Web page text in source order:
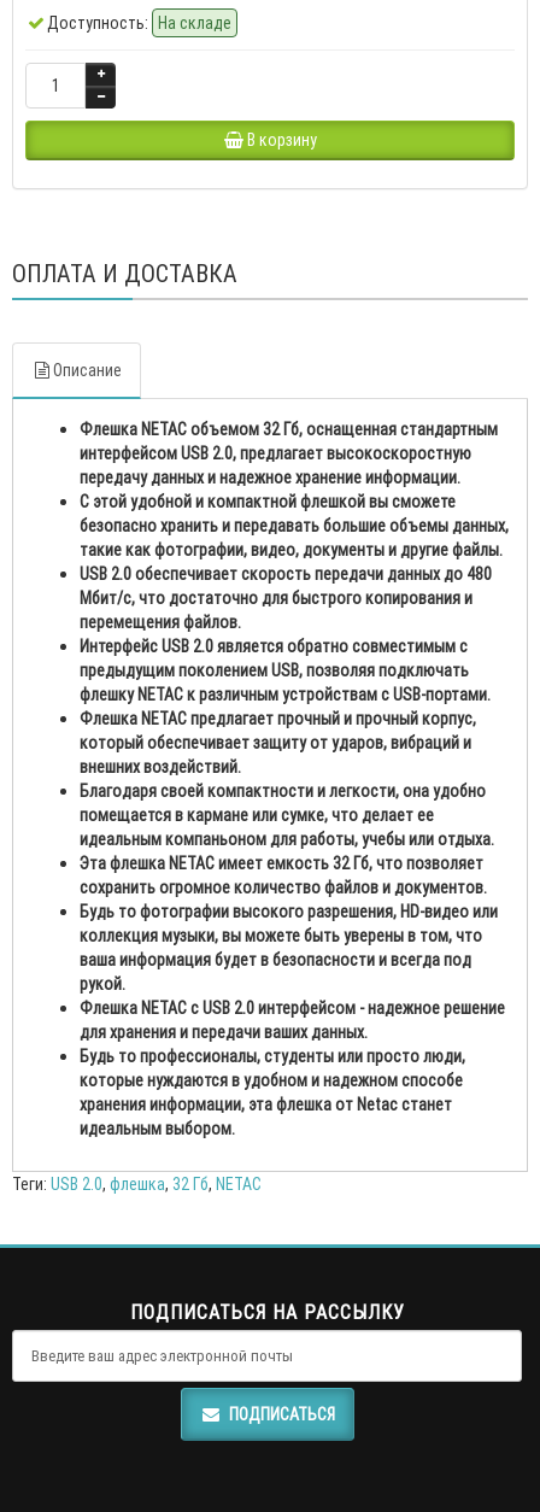
Доступность: На складе
В корзину
ОПЛАТА И ДОСТАВКА
Описание
Флешка NETAC объемом 32 Гб, оснащенная стандартным
интерфейсом USB 2.0, предлагает высокоскоростную
передачу данных и надежное хранение информации.
С этой удобной и компактной флешкой вы сможете
безопасно хранить и передавать большие объемы данных,
такие как фотографии, видео, документы и другие файлы.
USB 2.0 обеспечивает скорость передачи данных до 480
Мбит/с, что достаточно для быстрого копирования и
перемещения файлов.
Интерфейс USB 2.0 является обратно совместимым с
предыдущим поколением USB, позволяя подключать
флешку NETAC к различным устройствам с USB-портами.
Флешка NETAC предлагает прочный и прочный корпус,
который обеспечивает защиту от ударов, вибраций и
внешних воздействий.
Благодаря своей компактности и легкости, она удобно
помещается в кармане или сумке, что делает ее
идеальным компаньоном для работы, учебы или отдыха.
Эта флешка NETAC имеет емкость 32 Гб, что позволяет
сохранить огромное количество файлов и документов.
Будь то фотографии высокого разрешения, HD-видео или
коллекция музыки, вы можете быть уверены в том, что
ваша информация будет в безопасности и всегда под
рукой.
Флешка NETAC с USB 2.0 интерфейсом - надежное решение
для хранения и передачи ваших данных.
Будь то профессионалы, студенты или просто люди,
которые нуждаются в удобном и надежном способе
хранения информации, эта флешка от Netac станет
идеальным выбором.
Теги: USB 2.0, флешка, 32 Гб, NETAC
ПОДПИСАТЬСЯ НА РАССЫЛКУ
ПОДПИСАТЬСЯ